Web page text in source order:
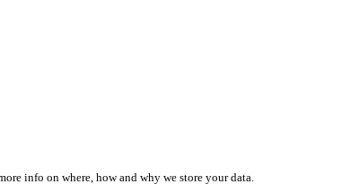
info on where, how and why we store your data.